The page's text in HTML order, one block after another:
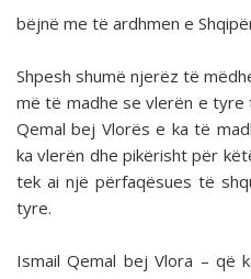
bëjnë me të ardhmen e
Shpesh shumë njerëz të
më të madhe se vlerën e
Qemal bej Vlorës e ka të
ka vlerën dhe pikërisht për
tek ai një përfaqësues të
tyre.
Ismail Qemal bej Vlora – që